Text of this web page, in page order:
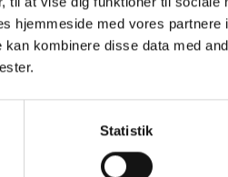
hjemmeside med vores partnere
kombinere disse data med
Statistik
Længere fremme
Bagfrakommende.